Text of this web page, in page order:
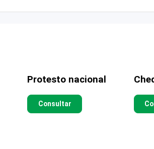
Protesto nacional
Consultar